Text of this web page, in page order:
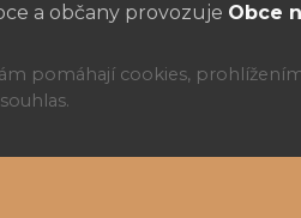
a občany provozuje Obce
pomáhají cookies,